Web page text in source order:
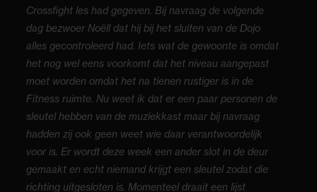
Crossfight les had gegeven. Bij navraag de volgende
dag bezwoer Noëll dat hij bij het sluiten van de Dojo
alles gecontroleerd had. Iets wat de gewoonte is omdat
het nog wel eens voorkomt dat het niveau aangepast
moet worden omdat het na tienen rustiger is in de
Fitness ruimte. Nu weet ik dat er een paar personen de
sleutel hebben van de muziekkast maar bij navraag
hadden zij ook geen weet wie daar verantwoordelijk
voor is. Er wordt deze week een ander slot in de deur
gemaakt en echt niemand krijgt een sleutel zodat die
richting uitgesloten is. Momenteel draait een lijst